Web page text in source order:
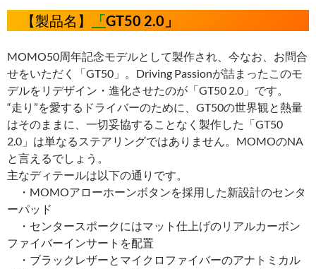
【製品名】 「GT50 2.0」
MOMO50周年記念モデルとして製作され、今なお、お問合
せをいただく「GT50」。Driving Passionが詰まったこのモ
デルをリデザイン・進化させたのが「GT50 2.0」です。
“走り”を愛するドライバーのために、GT50の世界観と熱量
はそのままに、一切妥協することなく製作した「GT50
2.0」は単なるステアリングではありません。MOMOのNA
と言えるでしょう。
主なディテールは以下の通りです。
・MOMOアローホーンボタンを採用した新設計のセンタ
ーパッド
・センタースポークにはマット仕上げのリアルカーボン
ファイバーインサートを配置
・ブラックレザーとマイクロファイバーのアナトミカル